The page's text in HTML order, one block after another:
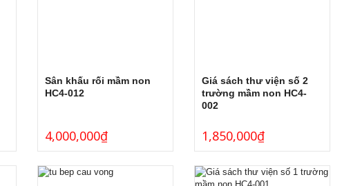
Sân khấu rối mầm non
HC4-012
4,000,000₫
Giá sách thư viện số 2
trường mầm non HC4-
002
1,850,000₫